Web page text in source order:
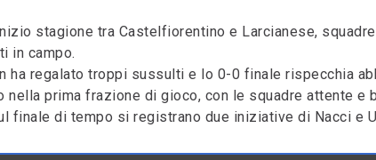
stagione tra Castelfiorentino e Larcianese,
in campo.
ha regalato troppi sussulti e lo 0-0 finale rispecchia
nella prima frazione di gioco, con le squadre attente
finale di tempo si registrano due iniziative di Nacci e